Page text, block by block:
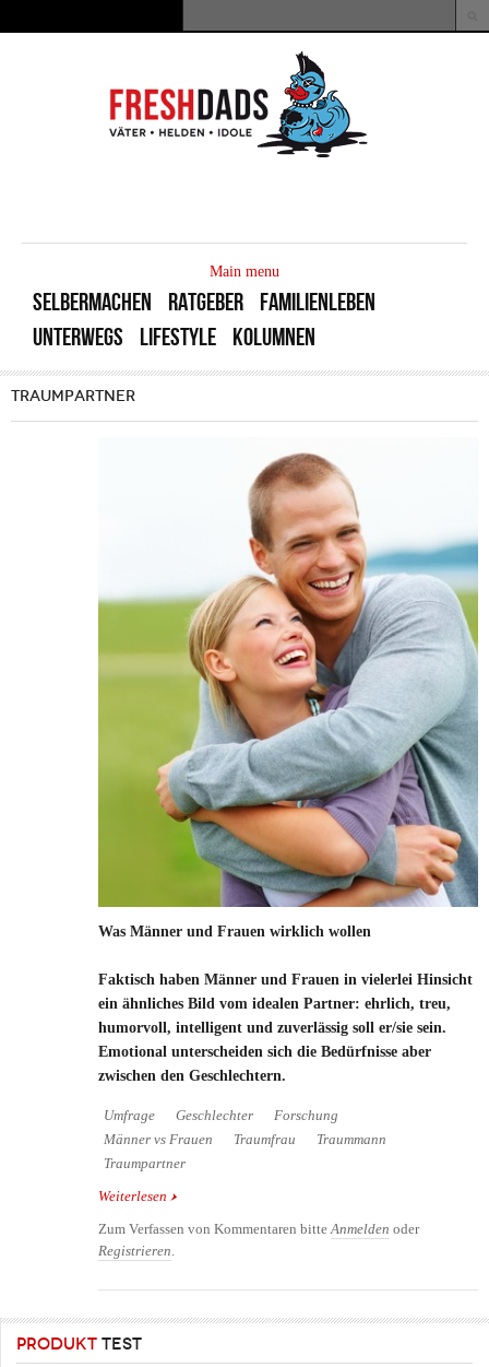
Suchformular
Main menu
SELBERMACHEN RATGEBER
FAMILIENLEBEN
UNTERWEGS
LIFESTYLE KOLUMNEN
TRAUMPARTNER
Was Männer und Frauen wirklich wollen
Faktisch haben Männer und Frauen in vielerlei Hinsicht
ein ähnliches Bild vom idealen Partner: ehrlich, treu,
humorvoll, intelligent und zuverlässig soll er/sie sein.
Emotional unterscheiden sich die Bedürfnisse aber
zwischen den Geschlechtern.
Umfrage Geschlechter
Forschung
Männer vs Frauen
Traumfrau
Traummann
Traumpartner
Weiterlesen über Was Männer und Frauen wirklich wollen
Zum Verfassen von Kommentaren bitteAnmelden oder
Registrieren.
PRODUKT TEST